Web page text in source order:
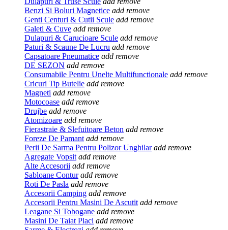
Benzi Si Boluri Magnetice add remove
Genti Centuri & Cutii Scule add remove
Galeti & Cuve add remove
Dulapuri & Carucioare Scule add remove
Paturi & Scaune De Lucru add remove
Capsatoare Pneumatice add remove
DE SEZON add remove
Consumabile Pentru Unelte Multifunctionale add remove
Cricuri Tip Butelie add remove
Magneti add remove
Motocoase add remove
Drujbe add remove
Atomizoare add remove
Fierastraie & Slefuitoare Beton add remove
Foreze De Pamant add remove
Perii De Sarma Pentru Polizor Unghilar add remove
Agregate Vopsit add remove
Alte Accesorii add remove
Sabloane Contur add remove
Roti De Pasla add remove
Accesorii Camping add remove
Accesorii Pentru Masini De Ascutit add remove
Leagane Si Tobogane add remove
Masini De Taiat Placi add remove